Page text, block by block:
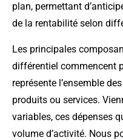
plan, permettant
de la rentabilité selon
Les principales
différentiel commencent
représente l’ensemble
produits ou services.
variables, ces dépenses
volume d’activité. Nous